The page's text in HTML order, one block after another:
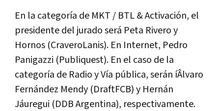
En la categorí­a de MKT / BTL & Activación, el
presidente del jurado será Peta Rivero y
Hornos (CraveroLanis). En Internet, Pedro
Panigazzi (Publiquest). En el caso de la
categorí­a de Radio y Ví­a pública, serán íÂlvaro
Fernández Mendy (DraftFCB) y Hernán
Jáuregui (DDB Argentina), respectivamente.